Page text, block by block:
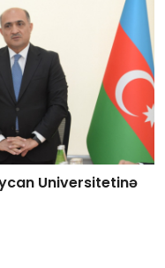
Universitetinə